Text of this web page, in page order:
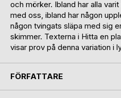
och mörker. Ibland har alla
med oss, ibland har någon
någon tvingats släpa med sig
skimmer. Texterna i Hitta en
visar prov på denna variation i
FÖRFATTARE